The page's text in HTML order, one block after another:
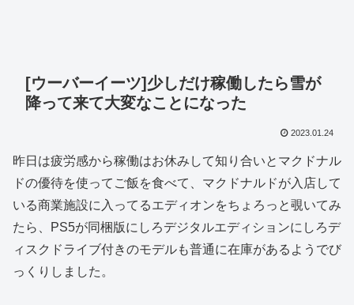
[ウーバーイーツ]少しだけ稼働したら雪が
降って来て大変なことになった
2023.01.24
昨日は疲労感から稼働はお休みして知り合いとマクドナル
ドの優待を使ってご飯を食べて、マクドナルドが入店して
いる商業施設に入ってるエディオンをちょろっと覗いてみ
たら、PS5が同梱版にしろデジタルエディションにしろデ
ィスクドライブ付きのモデルも普通に在庫があるようでび
っくりしました。